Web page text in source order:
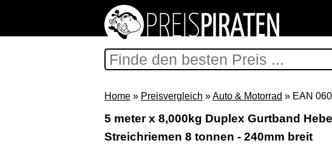
Home » Preisvergleich »Auto & Motorrad » EAN
5 meter x 8,000kg Duplex Gurtband
Streichriemen 8 tonnen - 240mm breit